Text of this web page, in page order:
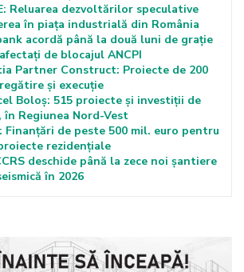
Reluarea dezvoltărilor speculative
în piața industrială din România
acordă până la două luni de grație
de blocajul ANCPI
Partner Construct: Proiecte de 200
și execuție
Boloș: 515 proiecte și investiții de
în Regiunea Nord-Vest
Finanțări de peste 500 mil. euro pentru
rezidențiale
deschide până la zece noi șantiere
în 2026